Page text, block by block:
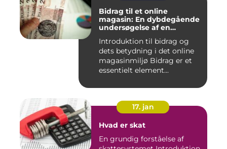
Bidrag til et online
magasin: En dybdegående
undersøgelse af en
udgivelser
Introduktion til bidrag og
dets betydning i det online
magasinmiljø Bidrag er et
essentielt element...
17. jan
Hvad er skat
En grundig forståelse af